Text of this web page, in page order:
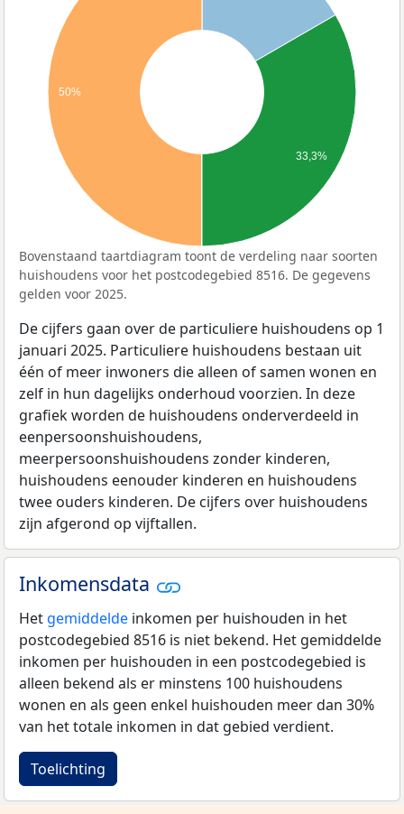
50%
33,3%
Bovenstaand taartdiagram toont de verdeling naar soorten
huishoudens voor het postcodegebied 8516. De gegevens
gelden voor 2025.
De cijfers gaan over de particuliere huishoudens op 1
januari 2025. Particuliere huishoudens bestaan uit
één of meer inwoners die alleen of samen wonen en
zelf in hun dagelijks onderhoud voorzien. In deze
grafiek worden de huishoudens onderverdeeld in
eenpersoonshuishoudens,
meerpersoonshuishoudens zonder kinderen,
huishoudens eenouder kinderen en huishoudens
twee ouders kinderen. De cijfers over huishoudens
zijn afgerond op vijftallen.
Inkomensdata
Het gemiddelde inkomen per huishouden in het
postcodegebied 8516 is niet bekend. Het gemiddelde
inkomen per huishouden in een postcodegebied is
alleen bekend als er minstens 100 huishoudens
wonen en als geen enkel huishouden meer dan 30%
van het totale inkomen in dat gebied verdient.
Toelichting